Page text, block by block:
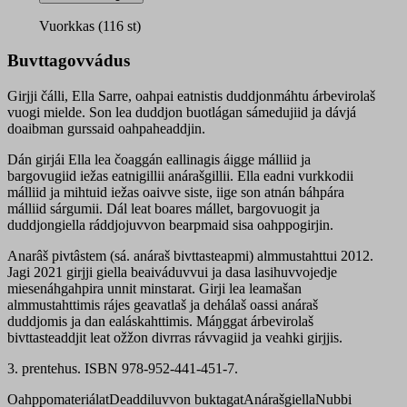
quantity
Vuorkkas (116 st)
Buvttagovvádus
Girjji čálli, Ella Sarre, oahpai eatnistis duddjonmáhtu árbevirolaš
vuogi mielde. Son lea duddjon buotlágan sámedujiid ja dávjá
doaibman gurssaid oahpaheaddjin.
Dán girjái Ella lea čoaggán eallinagis áigge málliid ja
bargovugiid iežas eatnigillii anárašgillii. Ella eadni vurkkodii
málliid ja mihtuid iežas oaivve siste, iige son atnán báhpára
málliid sárgumii. Dál leat boares mállet, bargovuogit ja
duddjongiella ráddjojuvvon bearpmaid sisa oahppogirjin.
Anarâš pivtâstem (sá. anáraš bivttasteapmi) almmustahttui 2012.
Jagi 2021 girjji giella beaiváduvvui ja dasa lasihuvvojedje
miesenáhgahpira unnit minstarat. Girji lea leamašan
almmustahttimis rájes geavatlaš ja dehálaš oassi anáraš
duddjomis ja dan ealáskahttimis. Máŋggat árbevirolaš
bivttasteaddjit leat ožžon divrras rávvagiid ja veahki girjjis.
3. prentehus. ISBN 978-952-441-451-7.
OahppomateriálatDeaddiluvvon buktagatAnárašgiellaNubbi